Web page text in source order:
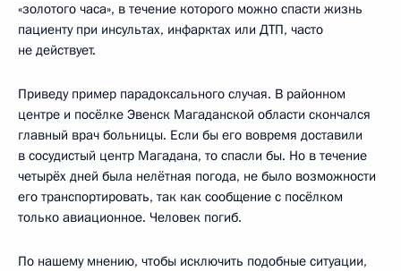
«золотого часа», в течение которого можно спасти жизнь
пациенту при инсультах, инфарктах или ДТП, часто
не действует.
Приведу пример парадоксального случая. В районном
центре и посёлке Эвенск Магаданской области скончался
главный врач больницы. Если бы его вовремя доставили
в сосудистый центр Магадана, то спасли бы. Но в течение
четырёх дней была нелётная погода, не было возможности
его транспортировать, так как сообщение с посёлком
только авиационное. Человек погиб.
По нашему мнению, чтобы исключить подобные ситуации,